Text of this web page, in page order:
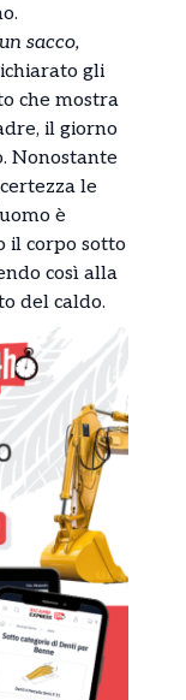
sacco,
gli
che mostra
il giorno
Nonostante
le
è
il corpo sotto
così alla
del caldo.